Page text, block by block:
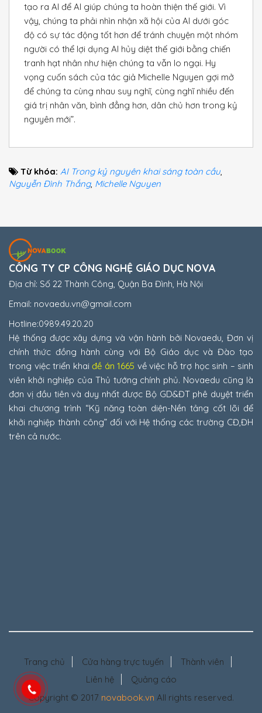
tạo ra Al để Al giúp chúng ta hoàn thiện thế giới. Vì
vậy, chúng ta phải nhìn nhận xã hội của Al dưới góc
độ có sự tác động tốt hơn để tránh chuyện một nhóm
người có thể lợi dụng Al hủy diệt thế giới bằng chiến
tranh hạt nhân như hiện chúng ta vẫn lo ngại. Hy
vọng cuốn sách của tác giả Michelle Nguyen gợi mở
để chúng ta cùng nhau suy nghĩ, cùng nghĩ nhiều đến
giá trị nhân văn, bình đẳng hơn, dân chủ hơn trong kỷ
nguyên mới”.
Từ khóa: AI Trong kỷ nguyên khai sáng toàn cầu
Nguyễn Đình Thắng, Michelle Nguyen
CÔNG TY CP CÔNG NGHỆ GIÁO DỤC NOVA
Địa chỉ: Số 22 Thành Công, Quận Ba Đình, Hà Nội
Email: novaedu.vn@gmail.com
Hotline:0989.49.20.20
Hệ thống được xây dựng và vận hành bởi Novaedu, Đơn vị
chính thức đồng hành cùng với Bộ Giáo dục và Đào tạo
trong việc triển khai đề án 1665 về việc hỗ trợ học sinh – sinh
viên khởi nghiệp của Thủ tướng chính phủ. Novaedu cũng là
đơn vị đầu tiên và duy nhất được Bộ GD&ĐT phê duyệt triển
khai chương trình “Kỹ năng toàn diện-Nền tảng cốt lõi để
khởi nghiệp thành công” đối với Hệ thống các trường CĐ,ĐH
trên cả nước.
Trang chủ Cửa hàng trực tuyến
Thành viên
Liên hệ
Quảng cáo
Copyright © 2017 novabook.vn All rights reserved.